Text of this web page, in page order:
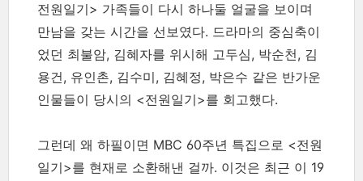
전원일기> 가족들이 다시 하나둘 얼굴을 보이며
만남을 갖는 시간을 선보였다. 드라마의 중심축이
었던 최불암, 김혜자를 위시해 고두심, 박순천, 김
용건, 유인촌, 김수미, 김혜정, 박은수 같은 반가운
인물들이 당시의 <전원일기>를 회고했다.
그런데 왜 하필이면 MBC 60주년 특집으로 <전원
일기>를 현재로 소환해낸 걸까. 이것은 최근 이 19